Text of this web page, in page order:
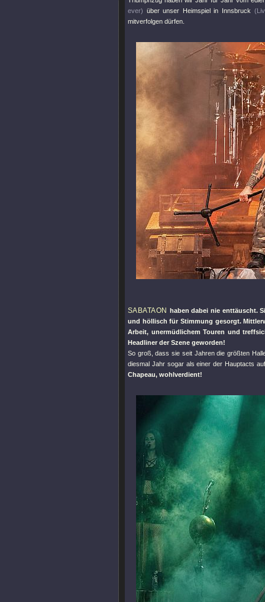
ever) über unser Heimspiel in Innsbruck
mitverfolgen dürfen.
SABATAON haben dabei nie enttäuscht.
und höllisch für Stimmung gesorgt.
Arbeit, unermüdlichem Touren und
Headliner der Szene geworden!
So groß, dass sie seit Jahren die größten
diesmal Jahr sogar als einer der Hauptacts
Chapeau, wohlverdient!